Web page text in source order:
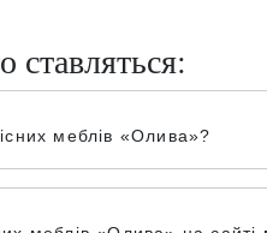
ставляться:
меблів «Олива»?